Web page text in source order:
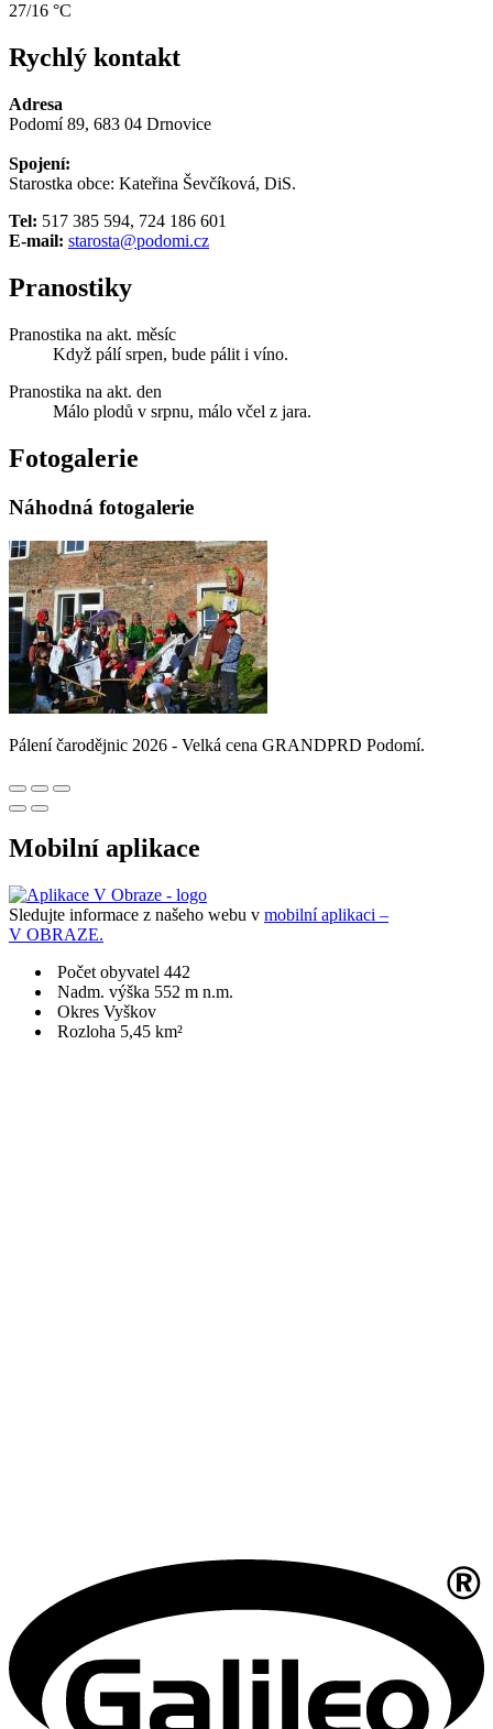
27/16 °C
Rychlý kontakt
Adresa
Podomí 89, 683 04 Drnovice
Spojení:
Starostka obce: Kateřina Ševčíková, DiS.
Tel: 517 385 594, 724 186 601
E-mail: starosta@podomi.cz
Pranostiky
Pranostika na akt. měsíc
Když pálí srpen, bude pálit i víno.
Pranostika na akt. den
Málo plodů v srpnu, málo včel z jara.
Fotogalerie
Náhodná fotogalerie
Pálení čarodějnic 2026 - Velká cena GRANDPRD Podomí.
Mobilní aplikace
Sledujte informace z našeho webu v mobilní aplikaci –
V OBRAZE.
Počet obyvatel 442
Nadm. výška 552 m n.m.
Okres Vyškov
Rozloha 5,45 km²